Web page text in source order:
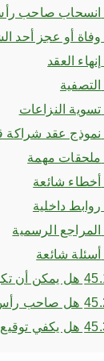
انسحاب صاحب
وفاة أو عجز أحد
إنهاء العقد
التصفية
تسوية النزاعات
نموذج عقد شراكة
ملحقات مهمة
أخطاء شائعة
روابط داخلية
المراجع الرسمية
أسئلة شائعة
هل يمكن أن
هل صاحب رأس
هل يكفي